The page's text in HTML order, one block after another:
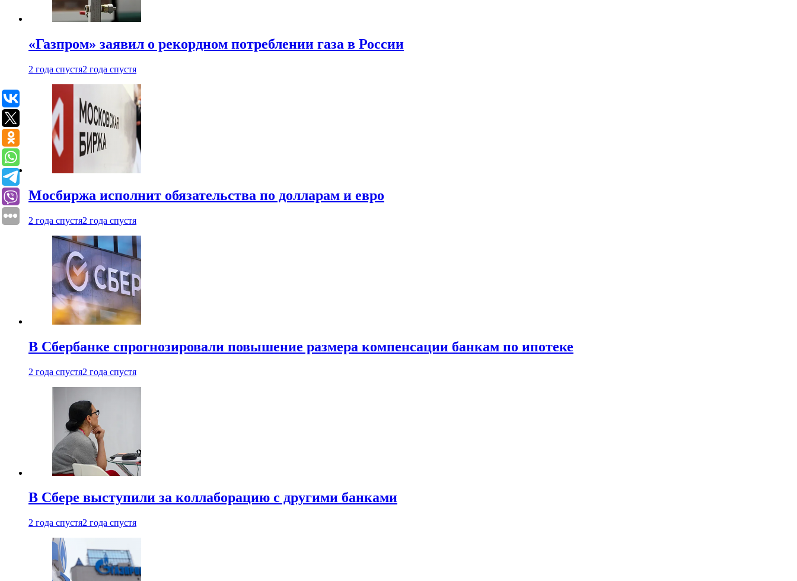
«Газпром» заявил о рекордном потреблении газа в России
2 года спустя2 года спустя
Мосбиржа исполнит обязательства по долларам и евро
2 года спустя2 года спустя
В Сбербанке спрогнозировали повышение размера компенсации банкам по ипотеке
2 года спустя2 года спустя
В Сбере выступили за коллаборацию с другими банками
2 года спустя2 года спустя